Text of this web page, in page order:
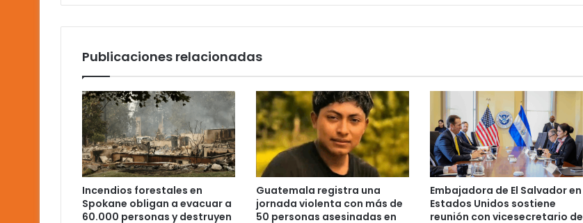
Publicaciones relacionadas
Incendios forestales en
Spokane obligan a evacuar a
60.000 personas y destruyen
Guatemala registra una
jornada violenta con más de
50 personas asesinadas en
Embajadora de El Salvador en
Estados Unidos sostiene
reunión con vicesecretario de